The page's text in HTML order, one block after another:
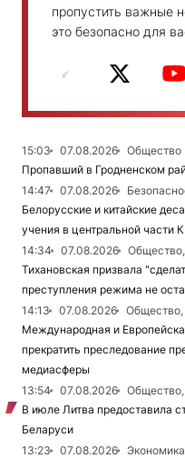
пропустить важные
это безопасно для
15:03 07.08.2026
Общество
Пропавший в Гродненском
14:47
07.08.2026
Белорусские и китайские
учения в центральной части
14:34
07.08.2026
Тихановская призвала
преступления режима не
14:13
07.08.2026
Общество,
Международная и
прекратить преследование
медиасферы
13:54
07.08.2026
Общество,
В июле Литва предоставила
Беларуси
13:23
07.08.2026
Экономика